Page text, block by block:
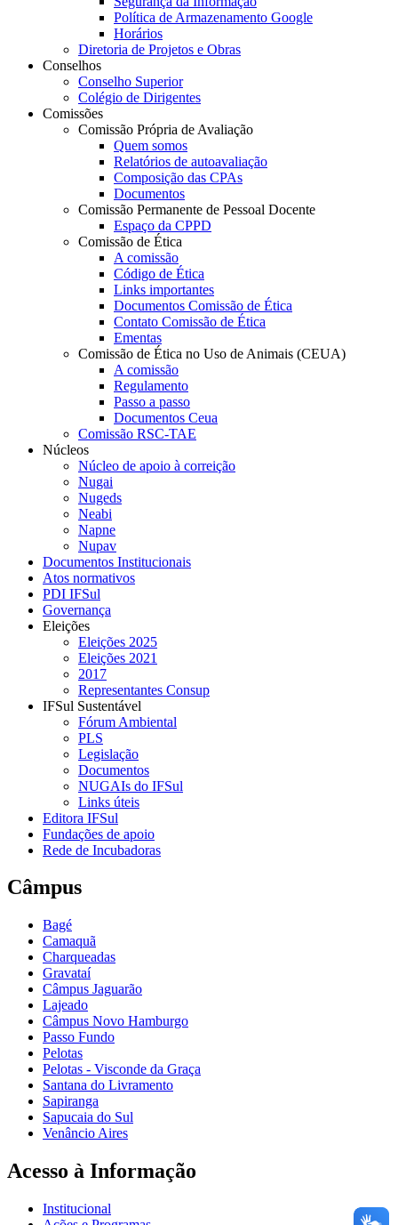
Política de Armazenamento Google
Horários
Diretoria de Projetos e Obras
Conselhos
Conselho Superior
Colégio de Dirigentes
Comissões
Comissão Própria de Avaliação
Quem somos
Relatórios de autoavaliação
Composição das CPAs
Documentos
Comissão Permanente de Pessoal Docente
Espaço da CPPD
Comissão de Ética
A comissão
Código de Ética
Links importantes
Documentos Comissão de Ética
Contato Comissão de Ética
Ementas
Comissão de Ética no Uso de Animais (CEUA)
A comissão
Regulamento
Passo a passo
Documentos Ceua
Comissão RSC-TAE
Núcleos
Núcleo de apoio à correição
Nugai
Nugeds
Neabi
Napne
Nupav
Documentos Institucionais
Atos normativos
PDI IFSul
Governança
Eleições
Eleições 2025
Eleições 2021
2017
Representantes Consup
IFSul Sustentável
Fórum Ambiental
PLS
Legislação
Documentos
NUGAIs do IFSul
Links úteis
Editora IFSul
Fundações de apoio
Rede de Incubadoras
Câmpus
Bagé
Camaquã
Charqueadas
Gravataí
Câmpus Jaguarão
Lajeado
Câmpus Novo Hamburgo
Passo Fundo
Pelotas
Pelotas - Visconde da Graça
Santana do Livramento
Sapiranga
Sapucaia do Sul
Venâncio Aires
Acesso à Informação
Institucional